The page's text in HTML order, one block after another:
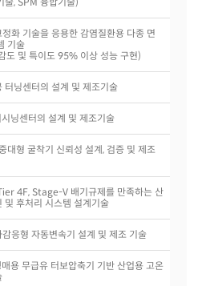
화 기술을 응용한 감염질환용 다종 면
기술
도 및 특이도 95% 이상 성능 구현)
터닝센터의 설계 및 제조기술
닝센터의 설계 및 제조기술
대형 굴착기 신뢰성 설계, 검증 및 제조
4F, Stage-V 배기규제를 만족하는 산
및 후처리 시스템 설계기술
응형 자동변속기 설계 및 제조 기술
용 무급유 터보압축기 기반 산업용 고온